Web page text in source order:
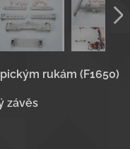
rukám (F1650)
závěs